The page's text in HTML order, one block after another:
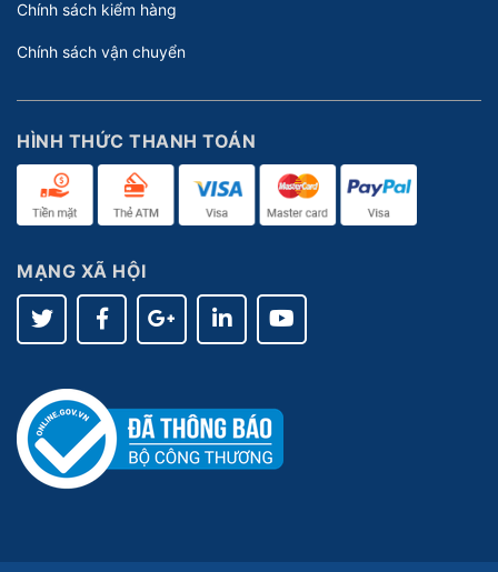
Chính sách kiểm hàng
Chính sách vận chuyển
HÌNH THỨC THANH TOÁN
MẠNG XÃ HỘI